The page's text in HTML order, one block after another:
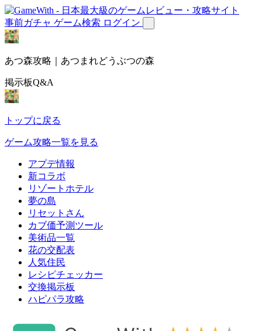
事前ガチャ ゲーム検索 ログイン
あつ森攻略｜あつまれどうぶつの森
掲示板Q&A
トップに戻る
ゲーム攻略一覧を見る
アプデ情報
新コラボ
リゾートホテル
夢の島
リセットさん
カブ価予測ツール
美術品一覧
花の交配表
人気住民
レシピチェッカー
交換掲示板
ハピパラ攻略